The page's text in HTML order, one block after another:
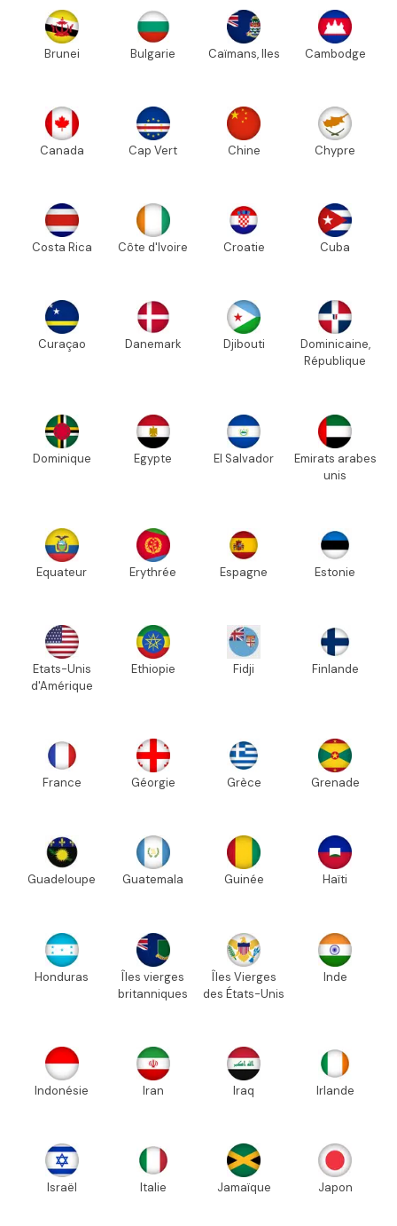
Brunei Bulgarie Caïmans, Iles Cambodge
Canada Cap Vert Chine Chypre
Costa Rica Côte d'Ivoire Croatie Cuba
Curaçao Danemark Djibouti
Dominicaine,
République
Dominique Egypte El Salvador
Emirats arabes
unis
Equateur Erythrée Espagne Estonie
Etats-Unis
d'Amérique
Ethiopie Fidji Finlande
France Géorgie Grèce Grenade
Guadeloupe Guatemala Guinée Haïti
Honduras
Îles vierges
britanniques
Îles Vierges
des États-Unis
Inde
Indonésie Iran Iraq Irlande
Israël Italie Jamaïque Japon